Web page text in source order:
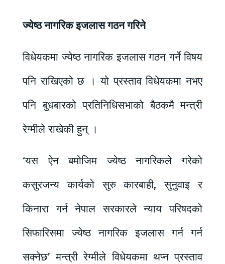
ज्येष्ठ नागरिक इजलास गठन गरिने
विधेयकमा ज्येष्ठ नागरिक इजलास गठन गर्ने विषय
पनि राखिएको छ । यो प्रस्ताव विधेयकमा नभए
पनि बुधबारको प्रतिनिधिसभाको बैठकमै मन्त्री
रेग्मीले राखेकी हुन् ।
‘यस ऐन बमोजिम ज्येष्ठ नागरिकले गरेको
कसुरजन्य कार्यको सुरु कारबाही, सुनुवाइ र
किनारा गर्न नेपाल सरकारले न्याय परिषदको
सिफारिसमा ज्येष्ठ नागरिक इजलास गर्न गर्न
सक्नेछ’ मन्त्री रेग्मीले विधेयकमा थप्न प्रस्ताव